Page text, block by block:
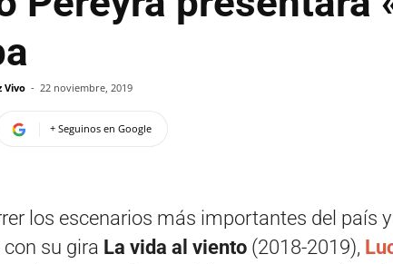
Vivo - 22 noviembre, 2019
+ Seguinos en Google
los escenarios más importantes del país y
su gira La vida al viento (2018-2019),